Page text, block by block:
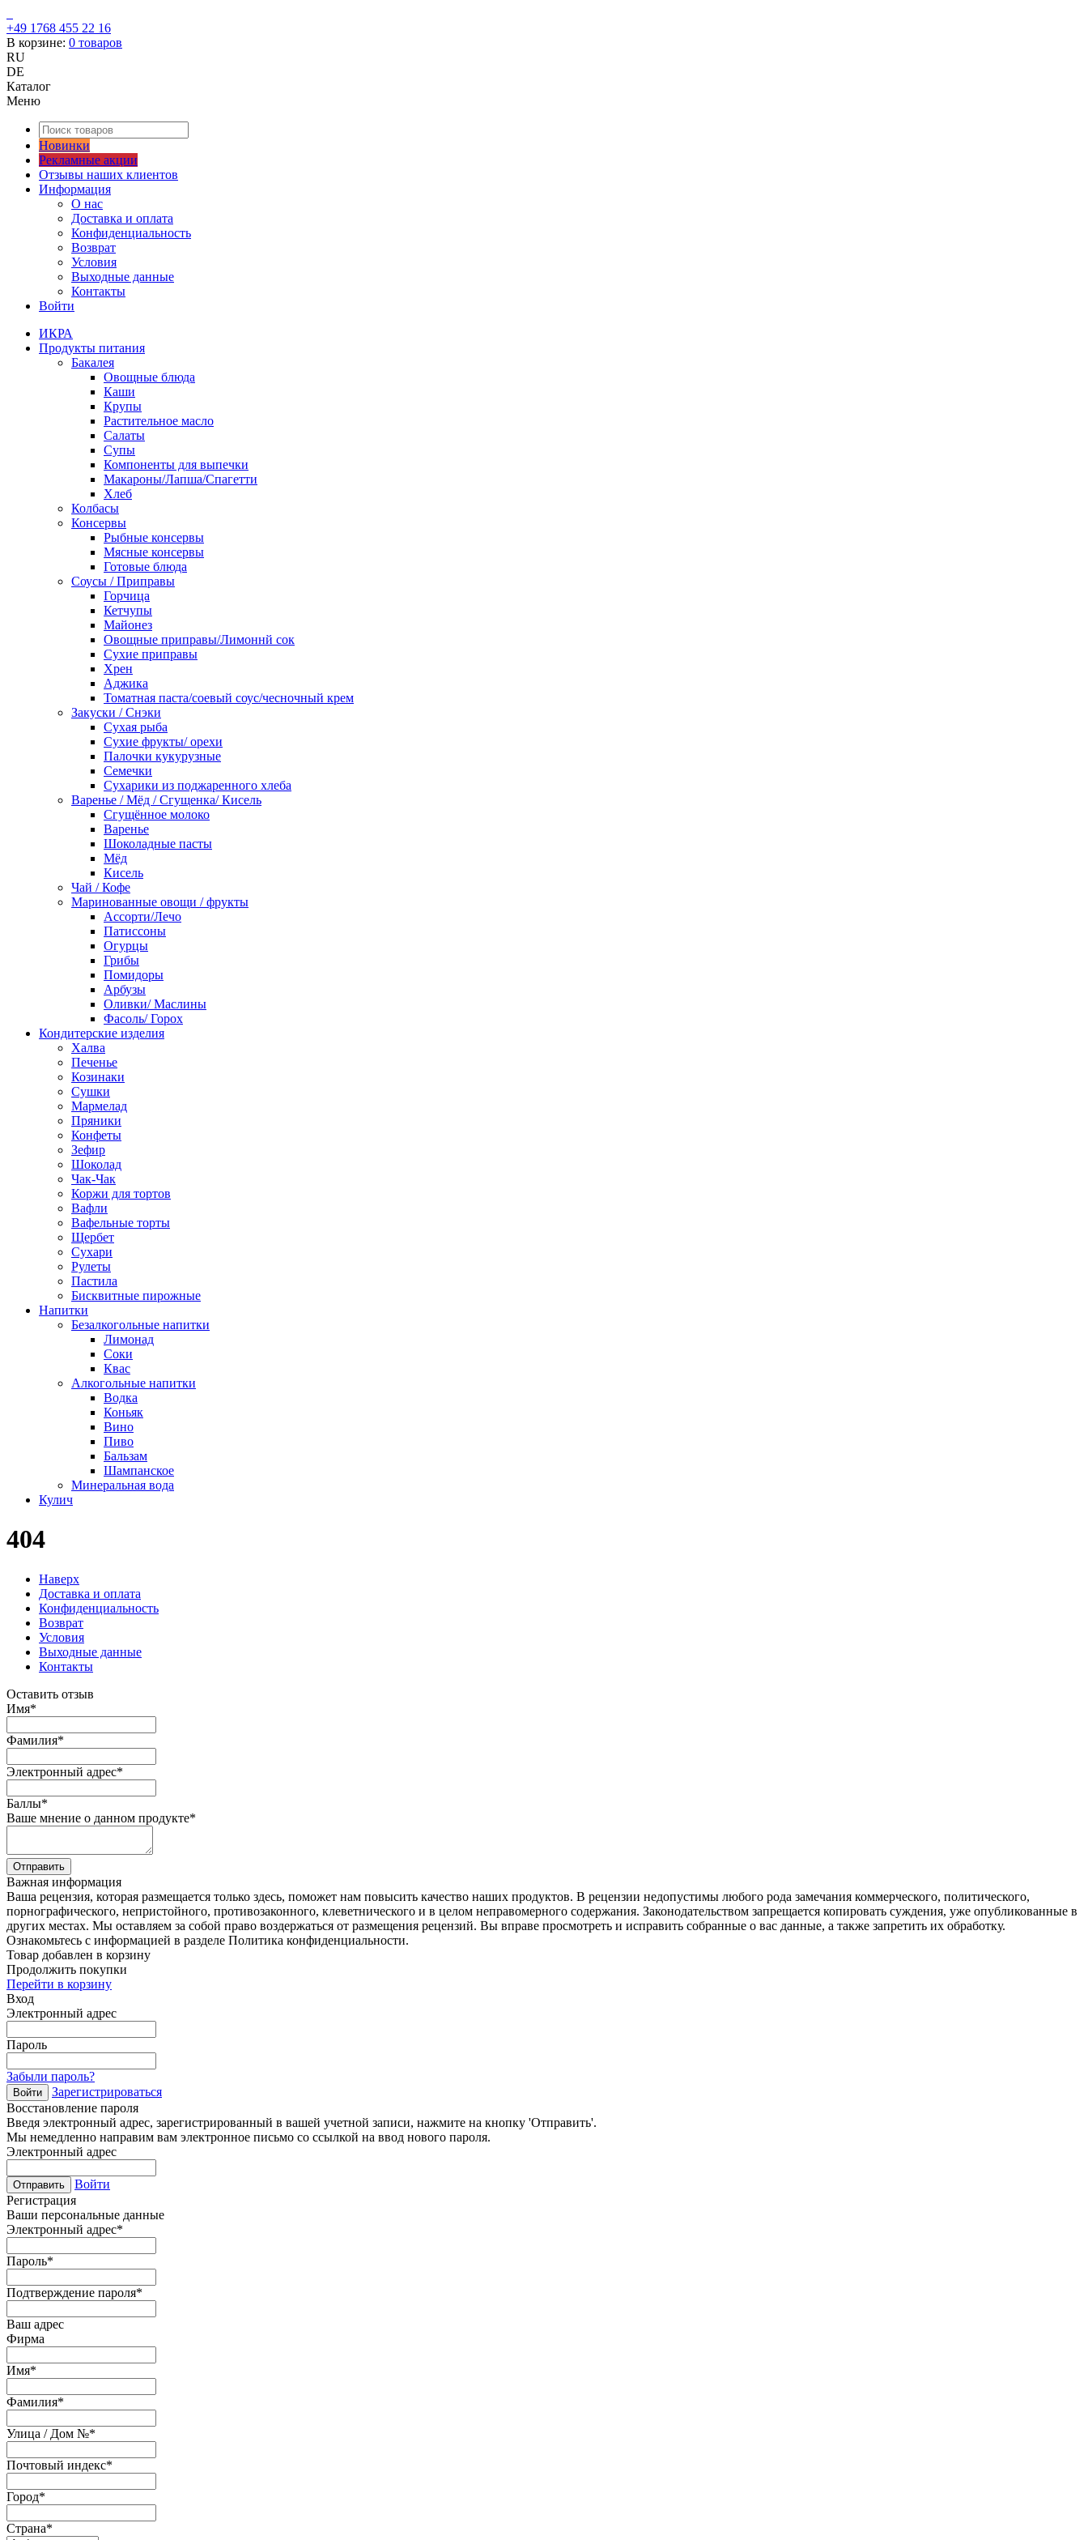
+49 1768 455 22 16
В корзине: 0 товаров
RU
DE
Каталог
Меню
Новинки
Рекламные акции
Отзывы наших клиентов
Информация
О нас
Доставка и оплата
Конфиденциальность
Возврат
Условия
Выходные данные
Контакты
Войти
ИКРА
Продукты питания
Бакалея
Овощные блюда
Каши
Крупы
Растительное масло
Салаты
Супы
Компоненты для выпечки
Макароны/Лапша/Спагетти
Хлеб
Колбасы
Консервы
Рыбные консервы
Мясные консервы
Готовые блюда
Соусы / Приправы
Горчица
Кетчупы
Майонез
Овощные приправы/Лимоннй сок
Сухие приправы
Хрен
Аджика
Томатная паста/соевый соус/чесночный крем
Закуски / Снэки
Сухая рыба
Сухие фрукты/ орехи
Палочки кукурузные
Семечки
Сухарики из поджаренного хлеба
Варенье / Мёд / Сгущенка/ Кисель
Сгущённое молоко
Варенье
Шоколадные пасты
Мёд
Кисель
Чай / Кофе
Маринованные овощи / фрукты
Ассорти/Лечо
Патиссоны
Огурцы
Грибы
Помидоры
Арбузы
Оливки/ Маслины
Фасоль/ Горох
Кондитерские изделия
Халва
Печенье
Козинаки
Сушки
Мармелад
Пряники
Конфеты
Зефир
Шоколад
Чак-Чак
Коржи для тортов
Вафли
Вафельные торты
Щербет
Сухари
Рулеты
Пастила
Бисквитные пирожные
Напитки
Безалкогольные напитки
Лимонад
Соки
Квас
Алкогольные напитки
Водка
Коньяк
Вино
Пиво
Бальзам
Шампанское
Минеральная вода
Кулич
404
Наверх
Доставка и оплата
Конфиденциальность
Возврат
Условия
Выходные данные
Контакты
Оставить отзыв
Имя*
Фамилия*
Электронный адрес*
Баллы*
Ваше мнение о данном продукте*
Отправить
Важная информация
Ваша рецензия, которая размещается только здесь, поможет нам повысить качество наших продуктов. В рецензии недопустимы любого рода замечания коммерческого, политического,
порнографического, непристойного, противозаконного, клеветнического и в целом неправомерного содержания. Законодательством запрещается копировать суждения, уже опубликованные в
других местах. Мы оставляем за собой право воздержаться от размещения рецензий. Вы вправе просмотреть и исправить собранные о вас данные, а также запретить их обработку.
Ознакомьтесь с информацией в разделе Политика конфиденциальности.
Товар добавлен в корзину
Продолжить покупки
Перейти в корзину
Вход
Электронный адрес
Пароль
Забыли пароль?
Войти
Зарегистрироваться
Восстановление пароля
Введя электронный адрес, зарегистрированный в вашей учетной записи, нажмите на кнопку 'Отправить'.
Мы немедленно направим вам электронное письмо со ссылкой на ввод нового пароля.
Электронный адрес
Отправить
Войти
Регистрация
Ваши персональные данные
Электронный адрес*
Пароль*
Подтверждение пароля*
Ваш адрес
Фирма
Имя*
Фамилия*
Улица / Дом №*
Почтовый индекс*
Город*
Страна*